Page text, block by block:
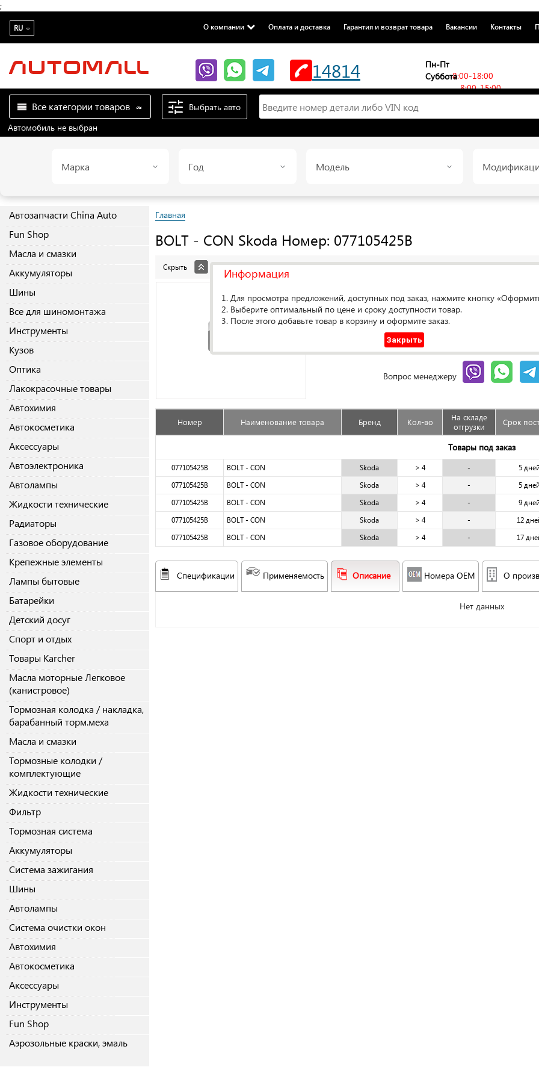
;
RU О компании Оплата и доставка Гарантия и возврат товара Вакансии Контакты
14814
Пн-Пт
8:00-18:00
Суббота
8:00-15:00
Все категории товаров
Выбрать авто
Автомобиль не выбран
Марка Год Модель
Автозапчасти China Auto
Fun Shop
Масла и смазки
Аккумуляторы
Шины
Все для шиномонтажа
Инструменты
Кузов
Оптика
Лакокрасочные товары
Автохимия
Автокосметика
Аксессуары
Автоэлектроника
Автолампы
Жидкости технические
Радиаторы
Газовое оборудование
Крепежные элементы
Лампы бытовые
Батарейки
Детский досуг
Спорт и отдых
Товары Karcher
Масла моторные Легковое
(канистровое)
Тормозная колодка / накладка,
барабанный торм.меха
Масла и смазки
Тормозные колодки /
комплектующие
Жидкости технические
Фильтр
Тормозная система
Аккумуляторы
Система зажигания
Шины
Автолампы
Система очистки окон
Автохимия
Автокосметика
Аксессуары
Инструменты
Fun Shop
Аэрозольные краски, эмаль
Главная
BOLT - CON Skoda Номер: 077105425B
Скрыть
Доступен под заказ
Сравнить
Вопрос менеджеру
Номер Наименование товара Бренд Кол-во
На складе
отгрузки
Срок
Товары под заказ
077105425B BOLT - CON Skoda > 4 - 5 дней
077105425B
BOLT - CON Skoda > 4 - 5 дней
077105425B
BOLT - CON Skoda > 4 - 9 дней
077105425B
BOLT - CON Skoda > 4 - 12
077105425B
BOLT - CON Skoda > 4 - 17
Спецификации Применяемость Описание Номера OEM О
Нет данных
Информация
1. Для просмотра предложений, доступных под заказ, нажмите кнопку
2. Выберите оптимальный по цене и сроку доступности товар.
3. После этого добавьте товар в корзину и оформите заказ.
Закрыть